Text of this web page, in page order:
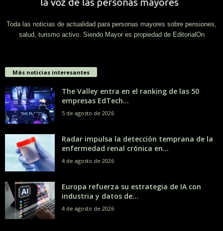
Toda las noticias de actualidad para personas mayores sobre pensiones,
salud, turismo activo. Siendo Mayor es propiedad de EditorialOn
Más noticias interesantes
The Valley entra en el ranking de las 50
empresas EdTech...
5 de agosto de 2026
Radar impulsa la detección temprana de la
enfermedad renal crónica en...
4 de agosto de 2026
Europa refuerza su estrategia de IA con
industria y datos de...
4 de agosto de 2026